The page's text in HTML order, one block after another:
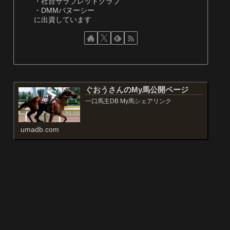
・DMMバヌーシー
に出資しています
ぐおうさんのMy馬公開ページ
一口馬主DB My馬シェアリンク
umadb.com